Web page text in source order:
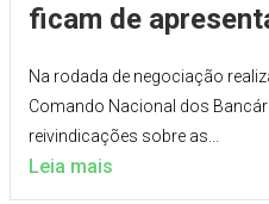
ficam de
Na rodada de negociação
Comando Nacional dos
reivindicações sobre as...
Leia mais